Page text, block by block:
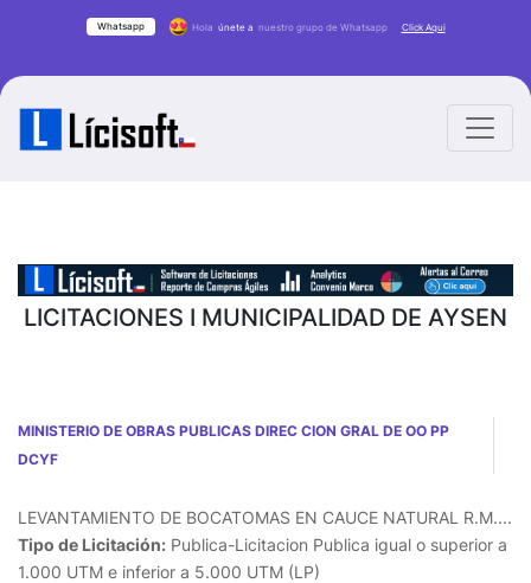
Whatsapp Hola únete a nuestro grupo de Whatsapp Click Aqui
LICITACIONES I MUNICIPALIDAD DE AYSEN
MINISTERIO DE OBRAS PUBLICAS DIREC CION GRAL DE OO PP
DCYF
LEVANTAMIENTO DE BOCATOMAS EN CAUCE NATURAL R.M....
Tipo de Licitación: Publica-Licitacion Publica igual o superior a
1.000 UTM e inferior a 5.000 UTM (LP)